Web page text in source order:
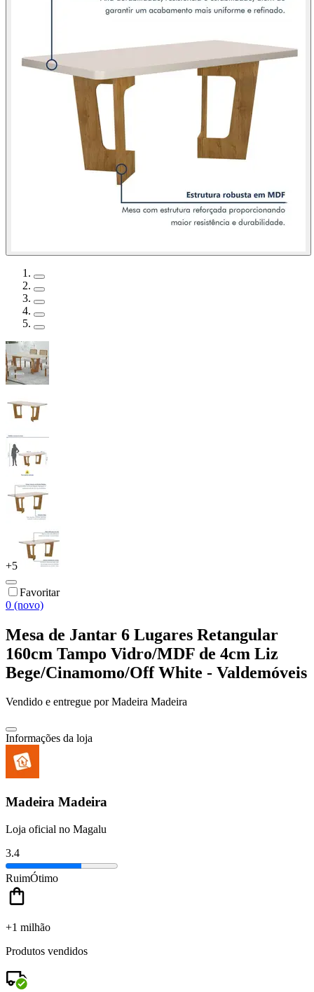
+5
Favoritar
0 (novo)
Mesa de Jantar 6 Lugares Retangular
160cm Tampo Vidro/MDF de 4cm Liz
Bege/Cinamomo/Off White - Valdemóveis
Vendido e entregue por Madeira Madeira
Informações da loja
Madeira Madeira
Loja oficial no Magalu
3.4
RuimÓtimo
+1 milhão
Produtos vendidos